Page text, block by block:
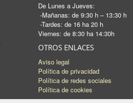
De Lunes a Jueves:
-Mañanas: de 9:30 h – 13:30 h
-Tardes: de 16 ha 20 h
Viernes: de 8:30 ha 14:30h
OTROS ENLACES
Aviso legal
Política de privacidad
Política de redes sociales
Política de cookies